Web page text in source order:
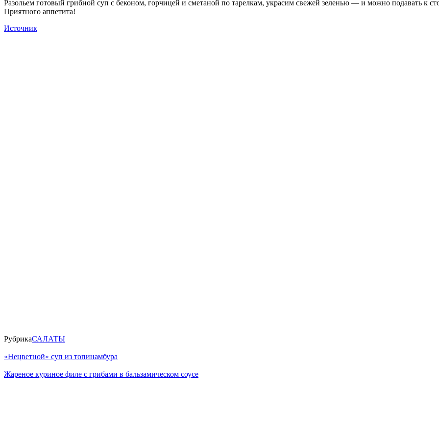
Разольем готовый грибной суп с беконом, горчицей и сметаной по тарелкам, украсим свежей зеленью — и можно подавать к
Приятного аппетита!
Источник
РубрикаСАЛАТЫ
«Нецветной» суп из топинамбура
Жареное куриное филе с грибами в бальзамическом соусе